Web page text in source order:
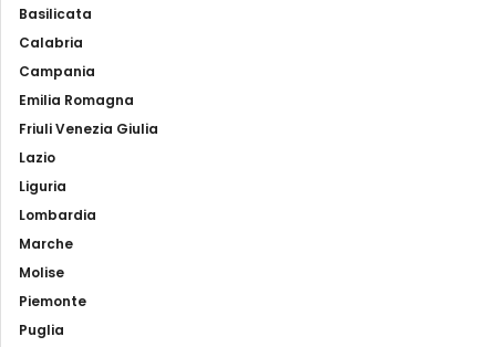
Basilicata
Calabria
Campania
Emilia Romagna
Friuli Venezia Giulia
Lazio
Liguria
Lombardia
Marche
Molise
Piemonte
Puglia